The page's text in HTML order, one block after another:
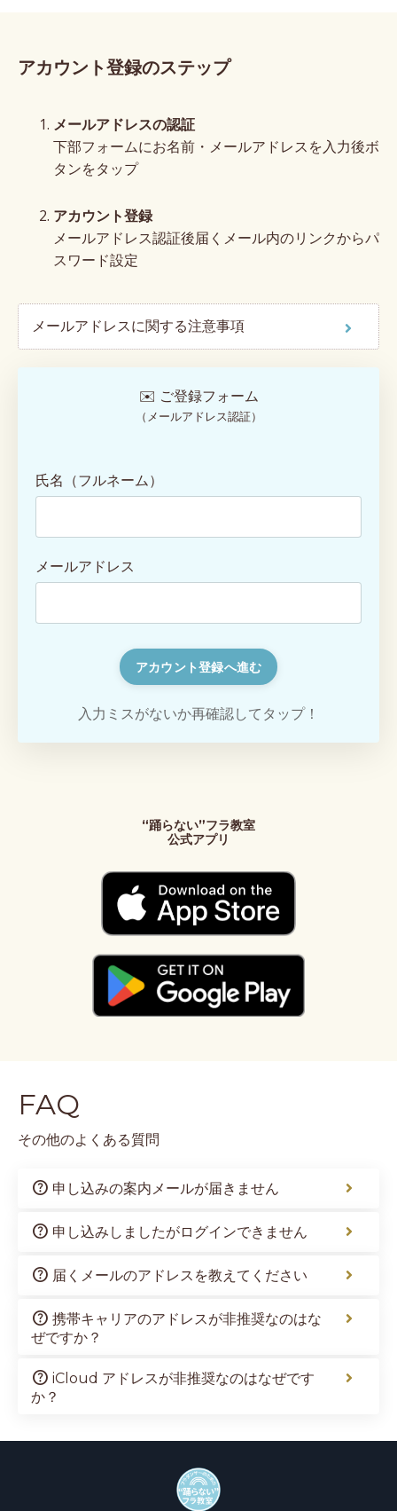
アカウント登録のステップ
メールアドレスの認証
下部フォームにお名前・メールアドレスを入力後ボ
タンをタップ
アカウント登録
メールアドレス認証後届くメール内のリンクからパ
スワード設定
メールアドレスに関する注意事項
✉️ ご登録フォーム
（メールアドレス認証）
氏名（フルネーム）
メールアドレス
アカウント登録へ進む
入力ミスがないか再確認してタップ！
“踊らない”フラ教室
公式アプリ
FAQ
その他のよくある質問
help 申し込みの案内メールが届きません
help 申し込みしましたがログインできません
help 届くメールのアドレスを教えてください
help 携帯キャリアのアドレスが非推奨なのはな
ぜですか？
help iCloud アドレスが非推奨なのはなぜです
か？